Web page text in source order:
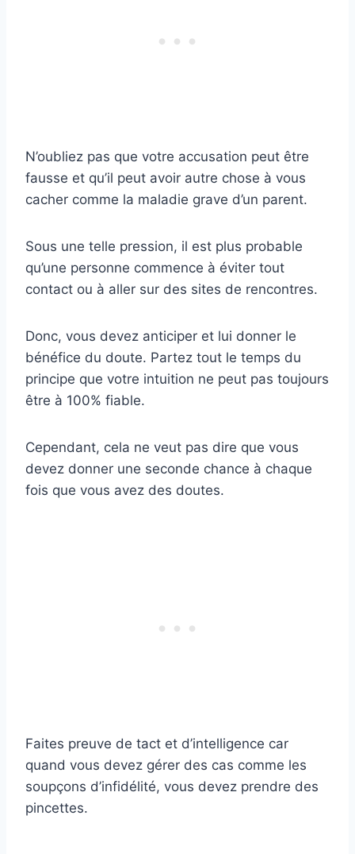
N’oubliez pas que votre accusation peut être
fausse et qu’il peut avoir autre chose à vous
cacher comme la maladie grave d’un parent.
Sous une telle pression, il est plus probable
qu’une personne commence à éviter tout
contact ou à aller sur des sites de rencontres.
Donc, vous devez anticiper et lui donner le
bénéfice du doute. Partez tout le temps du
principe que votre intuition ne peut pas toujours
être à 100% fiable.
Cependant, cela ne veut pas dire que vous
devez donner une seconde chance à chaque
fois que vous avez des doutes.
Faites preuve de tact et d’intelligence car
quand vous devez gérer des cas comme les
soupçons d’infidélité, vous devez prendre des
pincettes.